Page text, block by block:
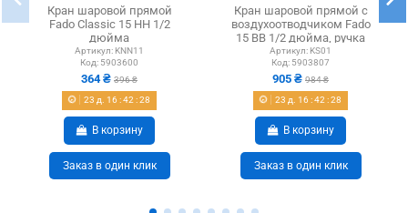
Кран шаровой прямой
Fado Classic 15 НН 1/2
дюйма
Артикул: KNN11
Код: 5903600
364 ₴ 396 ₴
23 д. 16 :42 :27
В корзину
Заказ в один клик
Кран шаровой прямой с
воздухоотводчиком Fado
15 ВВ 1/2 дюйма, ручка
Артикул: KS01
Код: 5903807
905 ₴ 984 ₴
23 д. 16 :42 :27
В корзину
Заказ в один клик